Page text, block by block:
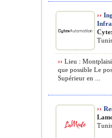
››
›› Lieu :
que possible Le
Supérieur en ...
››